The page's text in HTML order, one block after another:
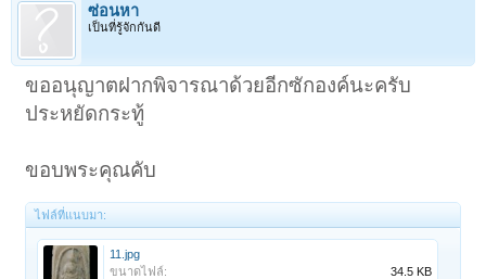
ซ่อนหา
เป็นที่รู้จักกันดี
ขออนุญาตฝากพิจารณาด้วยอีกซักองค์นะครับ
ประหยัดกระทู้
ขอบพระคุณคับ
ไฟล์ที่แนบมา:
11.jpg
ขนาดไฟล์:
34.5 KB